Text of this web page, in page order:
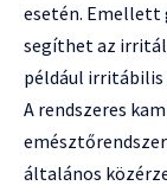
esetén. Emellett
segíthet az
például irritábilis
A rendszeres
általános